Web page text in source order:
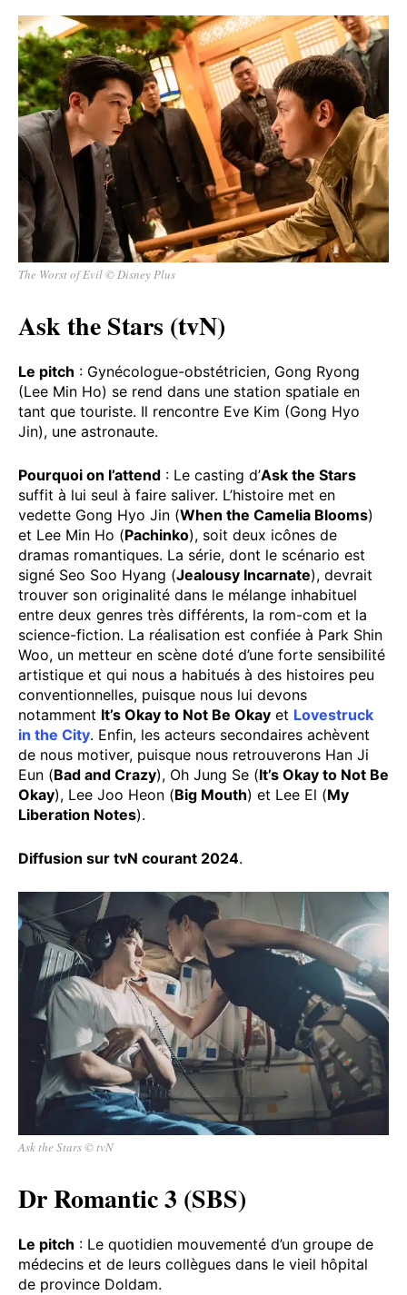
The Worst of Evil © Disney Plus
Ask the Stars (tvN)
Le pitch : Gynécologue-obstétricien, Gong Ryong
(Lee Min Ho) se rend dans une station spatiale en
tant que touriste. Il rencontre Eve Kim (Gong Hyo
Jin), une astronaute.
Pourquoi on l’attend : Le casting d’Ask the Stars
suffit à lui seul à faire saliver. L’histoire met en
vedette Gong Hyo Jin (When the Camelia Blooms)
et Lee Min Ho (Pachinko), soit deux icônes de
dramas romantiques. La série, dont le scénario est
signé Seo Soo Hyang (Jealousy Incarnate), devrait
trouver son originalité dans le mélange inhabituel
entre deux genres très différents, la rom-com et la
science-fiction. La réalisation est confiée à Park Shin
Woo, un metteur en scène doté d’une forte sensibilité
artistique et qui nous a habitués à des histoires peu
conventionnelles, puisque nous lui devons
notamment It’s Okay to Not Be Okay et Lovestruck
in the City. Enfin, les acteurs secondaires achèvent
de nous motiver, puisque nous retrouverons Han Ji
Eun (Bad and Crazy), Oh Jung Se (It’s Okay to Not Be
Okay), Lee Joo Heon (Big Mouth) et Lee El (My
Liberation Notes).
Diffusion sur tvN courant 2024.
Ask the Stars © tvN
Dr Romantic 3 (SBS)
Le pitch : Le quotidien mouvementé d’un groupe de
médecins et de leurs collègues dans le vieil hôpital
de province Doldam.